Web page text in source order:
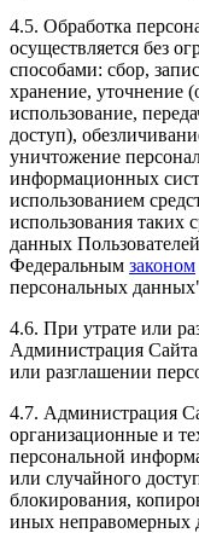
4.5. Обработка
осуществляется без
способами: сбор,
хранение, уточнение
использование,
доступ),
уничтожение
информационных
использованием
использования таких
данных
Федеральным законом
персональных
4.6. При утрате или
Администрация Сайта
или разглашении
4.7. Администрация
организационные и
персональной
или случайного
блокирования,
иных неправомерных